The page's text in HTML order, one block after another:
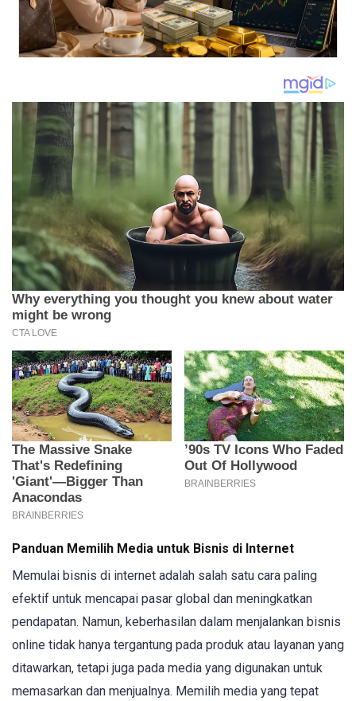
Panduan Memilih Media untuk Bisnis di Internet
Memulai bisnis di internet adalah salah satu cara paling
efektif untuk mencapai pasar global dan meningkatkan
pendapatan. Namun, keberhasilan dalam menjalankan bisnis
online tidak hanya tergantung pada produk atau layanan yang
ditawarkan, tetapi juga pada media yang digunakan untuk
memasarkan dan menjualnya. Memilih media yang tepat